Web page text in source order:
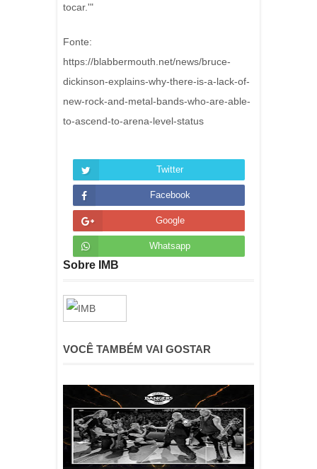
tocar.'"
Fonte:
https://blabbermouth.net/news/bruce-
dickinson-explains-why-there-is-a-lack-of-
new-rock-and-metal-bands-who-are-able-
to-ascend-to-arena-level-status
Twitter
Facebook
Google
Whatsapp
Sobre IMB
VOCÊ TAMBÉM VAI GOSTAR